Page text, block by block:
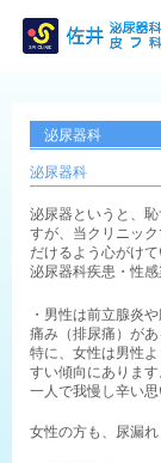
泌尿器科
泌尿器科
泌尿器というと、
すが、当クリニッ
だけるよう心がけて
泌尿器科疾患・性
・男性は前立腺炎
痛み（排尿痛）があ
特に、女性は男性
すい傾向にあります
一人で我慢し辛い
女性の方も、尿漏